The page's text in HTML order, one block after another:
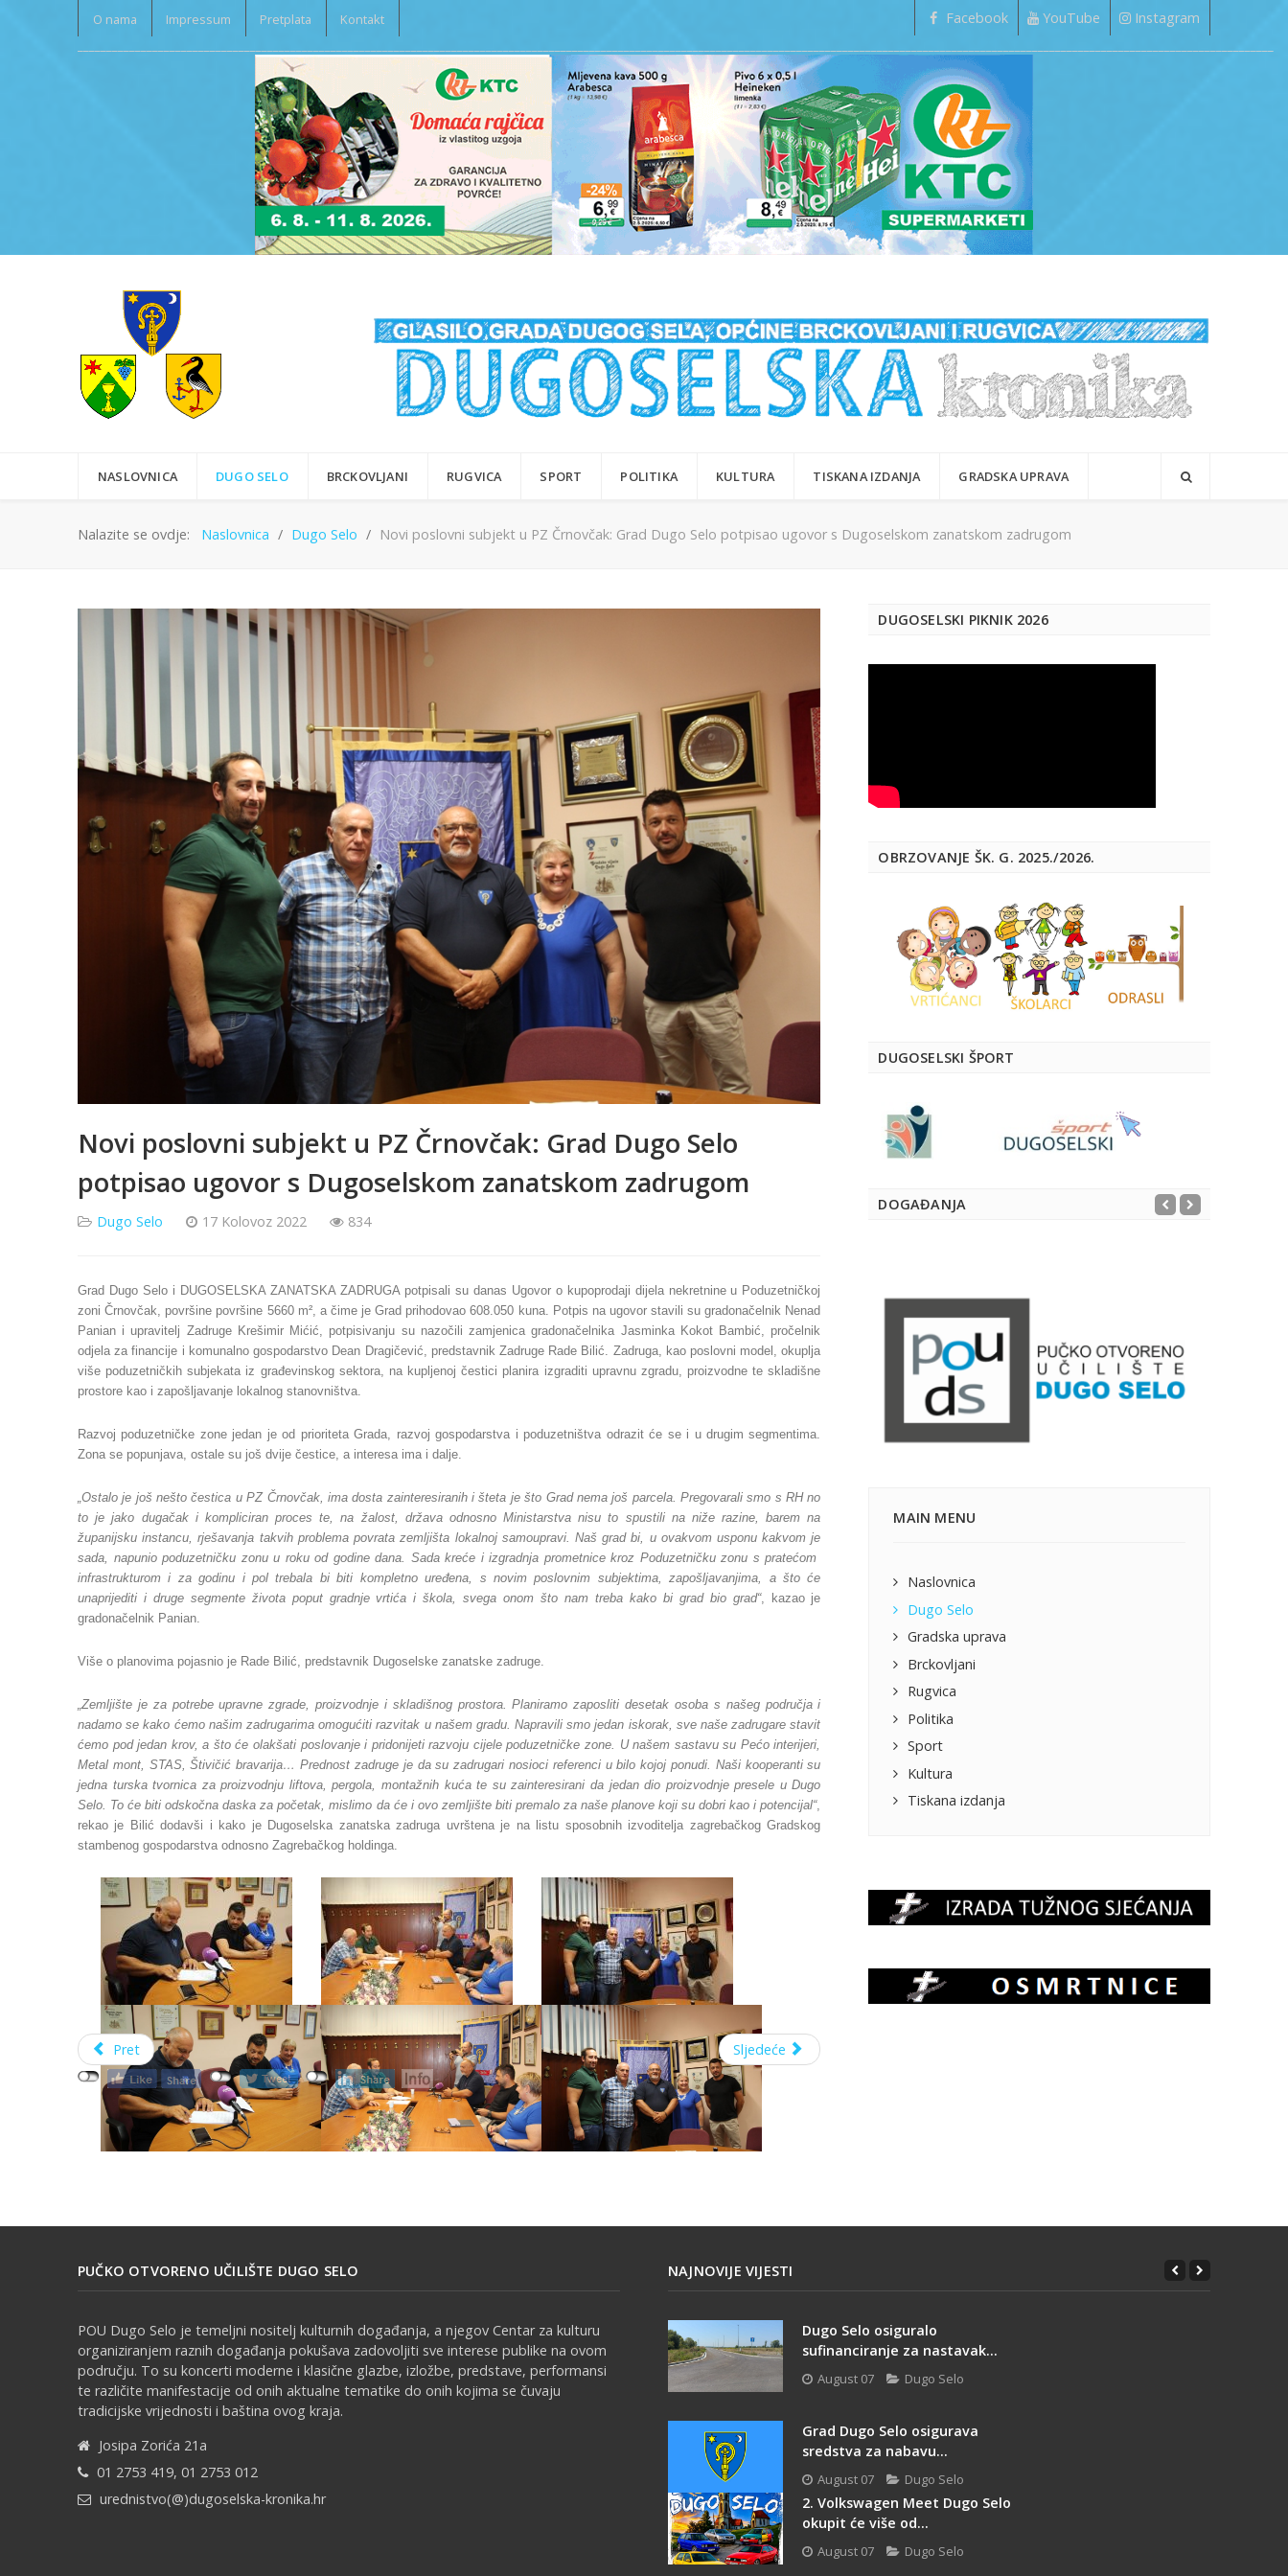
O nama Impressum Pretplata Kontakt Facebook YouTube Instagram
NASLOVNICA DUGO SELO BRCKOVLJANI RUGVICA SPORT POLITIKA KULTURA TISKANA IZDANJA GRADSKA UPRAVA
Nalazite se ovdje: Naslovnica Dugo Selo Novi poslovni subjekt u PZ Črnovčak: Grad Dugo Selo potpisao ugovor s Dugoselskom zanatskom zadrugom
Novi poslovni subjekt u PZ Črnovčak: Grad Dugo Selo
potpisao ugovor s Dugoselskom zanatskom zadrugom
Dugo Selo 17 Kolovoz 2022 834
Grad Dugo Selo i DUGOSELSKA ZANATSKA ZADRUGA potpisali su danas Ugovor o kupoprodaji dijela nekretnine u Poduzetničkoj
zoni Črnovčak, površine površine 5660 m², a čime je Grad prihodovao 608.050 kuna. Potpis na ugovor stavili su gradonačelnik Nenad
Panian i upravitelj Zadruge Krešimir Mićić, potpisivanju su nazočili zamjenica gradonačelnika Jasminka Kokot Bambić, pročelnik
odjela za financije i komunalno gospodarstvo Dean Dragičević, predstavnik Zadruge Rade Bilić. Zadruga, kao poslovni model, okuplja
više poduzetničkih subjekata iz građevinskog sektora, na kupljenoj čestici planira izgraditi upravnu zgradu, proizvodne te skladišne
prostore kao i zapošljavanje lokalnog stanovništva.
Razvoj poduzetničke zone jedan je od prioriteta Grada, razvoj gospodarstva i poduzetništva odrazit će se i u drugim segmentima.
Zona se popunjava, ostale su još dvije čestice, a interesa ima i dalje.
„Ostalo je još nešto čestica u PZ Črnovčak, ima dosta zainteresiranih i šteta je što Grad nema još parcela. Pregovarali smo s RH no
to je jako dugačak i kompliciran proces te, na žalost, država odnosno Ministarstva nisu to spustili na niže razine, barem na
županijsku instancu, rješavanja takvih problema povrata zemljišta lokalnoj samoupravi. Naš grad bi, u ovakvom usponu kakvom je
sada, napunio poduzetničku zonu u roku od godine dana. Sada kreće i izgradnja prometnice kroz Poduzetničku zonu s pratećom
infrastrukturom i za godinu i pol trebala bi biti kompletno uređena, s novim poslovnim subjektima, zapošljavanjima, a što će
unaprijediti i druge segmente života poput gradnje vrtića i škola, svega onom što nam treba kako bi grad bio grad“, kazao je
gradonačelnik Panian.
Više o planovima pojasnio je Rade Bilić, predstavnik Dugoselske zanatske zadruge.
„Zemljište je za potrebe upravne zgrade, proizvodnje i skladišnog prostora. Planiramo zaposliti desetak osoba s našeg područja i
nadamo se kako ćemo našim zadrugarima omogućiti razvitak u našem gradu. Napravili smo jedan iskorak, sve naše zadrugare stavit
ćemo pod jedan krov, a što će olakšati poslovanje i pridonijeti razvoju cijele poduzetničke zone. U našem sastavu su Pećo interijeri,
Metal mont, STAS, Štivičić bravarija… Prednost zadruge je da su zadrugari nosioci referenci u bilo kojoj ponudi. Naši kooperanti su
jedna turska tvornica za proizvodnju liftova, pergola, montažnih kuća te su zainteresirani da jedan dio proizvodnje presele u Dugo
Selo. To će biti odskočna daska za početak, mislimo da će i ovo zemljište biti premalo za naše planove koji su dobri kao i potencijal“,
rekao je Bilić dodavši i kako je Dugoselska zanatska zadruga uvrštena je na listu sposobnih izvoditelja zagrebačkog Gradskog
stambenog gospodarstva odnosno Zagrebačkog holdinga.
Pret Sljedeće
DUGOSELSKI PIKNIK 2026
OBRZOVANJE ŠK. G. 2025./2026.
DUGOSELSKI ŠPORT
DOGAĐANJA
MAIN MENU
Naslovnica
Dugo Selo
Gradska uprava
Brckovljani
Rugvica
Politika
Sport
Kultura
Tiskana izdanja
PUČKO OTVORENO UČILIŠTE DUGO SELO
POU Dugo Selo je temeljni nositelj kulturnih događanja, a njegov Centar za kulturu
organiziranjem raznih događanja pokušava zadovoljiti sve interese publike na ovom
području. To su koncerti moderne i klasične glazbe, izložbe, predstave, performansi
te različite manifestacije od onih aktualne tematike do onih kojima se čuvaju
tradicijske vrijednosti i baština ovog kraja.
Josipa Zorića 21a
01 2753 419, 01 2753 012
urednistvo(@)dugoselska-kronika.hr
NAJNOVIJE VIJESTI
Dugo Selo osiguralo
sufinanciranje za nastavak...
August 07 Dugo Selo
Grad Dugo Selo osigurava
sredstva za nabavu...
August 07 Dugo Selo
2. Volkswagen Meet Dugo Selo
okupit će više od...
August 07 Dugo Selo